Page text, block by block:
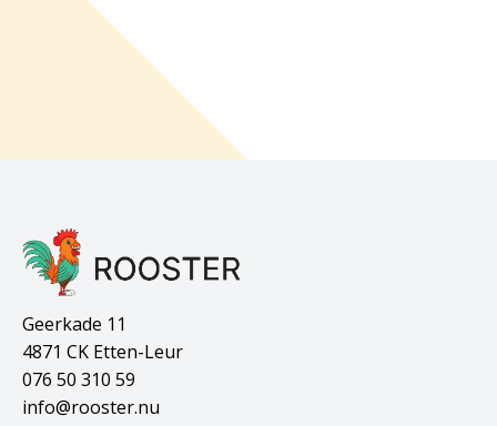
Geerkade 11
4871 CK Etten-Leur
076 50 310 59
info@rooster.nu